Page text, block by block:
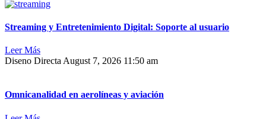
Streaming y Entretenimiento Digital: Soporte al usuario
Leer Más
Diseno Directa August 7, 2026 11:50 am
Omnicanalidad en aerolíneas y aviación